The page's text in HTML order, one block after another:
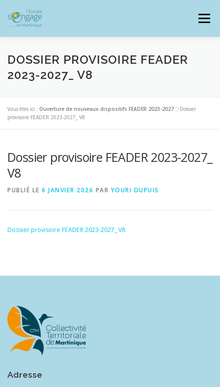
contenu
Menu
RESSOURCES DOCUMENTAIRES
DOSSIER PROVISOIRE FEADER
2023-2027_ V8
Vous êtes ici : Ouverture de nouveaux dispositifs FEADER 2023-2027 >Dossier
provisoire FEADER 2023-2027_ V8
Dossier provisoire FEADER 2023-2027_
V8
PUBLIÉ LE 6 JANVIER 2026 PAR YOURI DUPUIS
Dossier provisoire FEADER 2023-2027_ V8
Adresse